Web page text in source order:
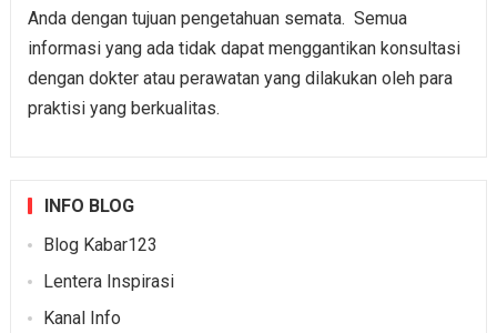
Anda dengan tujuan pengetahuan semata. Semua
informasi yang ada tidak dapat menggantikan konsultasi
dengan dokter atau perawatan yang dilakukan oleh para
praktisi yang berkualitas.
INFO BLOG
Blog Kabar123
Lentera Inspirasi
Kanal Info